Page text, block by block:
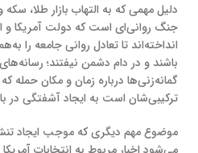
دلیل مهمی که به التهاب بازار طلا،
جنگ روانی‌ای است که دولت آمریکا و
انداخته‌اند تا تعادل روانی جامعه را
باشند و در دام دشمن نیفتند؛
گمانه‌زنی‌ها درباره زمان و مکان حمله
ترکیبی‌شان است به ایجاد آشفتگی در
موضوع مهم دیگری که موجب ایجاد